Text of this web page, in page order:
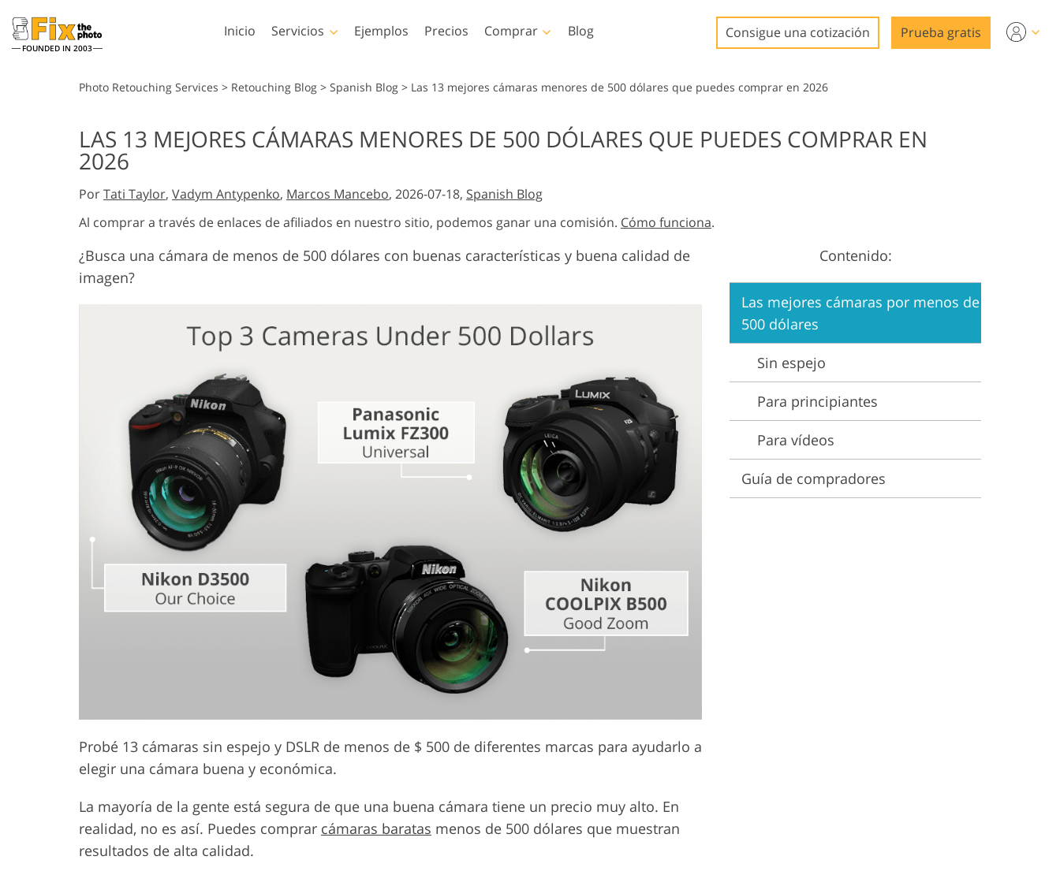
FOUNDED IN 2003
Inicio Servicios
Servicios de retoque en la
Servicios de retoque
Servicios de edición de
Servicios de Edición de
Modelos generados por IA
Servicios de manipulación
Servicios de restauración
Servicios de Retoque de
Producto
Servicios de edición de
video
Ejemplos Precios Comprar
Lightroom
Preestablecidos de
Lightroom
Colecciones completas
Ajustes preestablecidos
de mejor oferta
Photoshop
Acciones de Photoshop
Pinceles de Photoshop
Photoshop
Acciones Ps Colecciones
completas
Templates
Plantillas
Plantillas de marketing
Invitaciones de boda
Invitación de cumpleaños
infantil
Video
LUT profesionales
Superposiciones de video
Blog Consigue una cotización Prueba gratis
Photo Retouching Services > Retouching Blog > Spanish Blog > Las 13 mejores cámaras menores de 500 dólares que puedes comprar en 2026
LAS 13 MEJORES CÁMARAS MENORES DE 500 DÓLARES QUE PUEDES COMPRAR EN
2026
PorTati Taylor, Vadym Antypenko, Marcos Mancebo, 2026-07-18, Spanish Blog
Al comprar a través de enlaces de afiliados en nuestro sitio, podemos ganar una comisión. Cómo funciona.
¿Busca una cámara de menos de 500 dólares con buenas características y buena calidad de
imagen?
Probé 13 cámaras sin espejo y DSLR de menos de $ 500 de diferentes marcas para ayudarlo a
elegir una cámara buena y económica.
La mayoría de la gente está segura de que una buena cámara tiene un precio muy alto. En
realidad, no es así. Puedes comprar cámaras baratas menos de 500 dólares que muestran
resultados de alta calidad.
Contenido:
Las mejores cámaras por menos de
500 dólares
Sin espejo
Para principiantes
Para vídeos
Guía de compradores